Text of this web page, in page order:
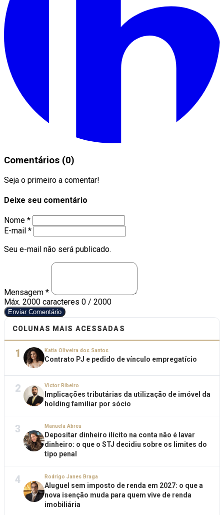
Comentários (0)
Seja o primeiro a comentar!
Deixe seu comentário
Nome *
E-mail *
Seu e-mail não será publicado.
Mensagem *
Máx. 2000 caracteres 0 / 2000
Enviar Comentário
COLUNAS MAIS ACESSADAS
1 Katia Oliveira dos Santos
Contrato PJ e pedido de vínculo empregatício
2 Victor Ribeiro
Implicações tributárias da utilização de imóvel da
holding familiar por sócio
3 Manuela Abreu
Depositar dinheiro ilícito na conta não é lavar
dinheiro: o que o STJ decidiu sobre os limites do
tipo penal
4 Rodrigo Janes Braga
Aluguel sem imposto de renda em 2027: o que a
nova isenção muda para quem vive de renda
imobiliária